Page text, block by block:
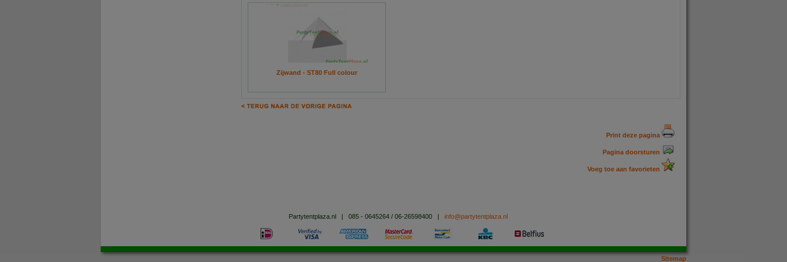
Zijwand - ST80 Full colour
Print deze pagina
Pagina doorsturen
Voeg toe aan favorieten
Partytentplaza.nl 085 - 0645264 / 06-26598400| info@partytentplaza.nl
Sitemap